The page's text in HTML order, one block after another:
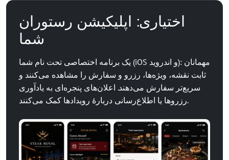
اختیاری: اپلیکیشن رستوران
شما
یک برنامه اختصاصی تحت نام شما (iOS و اندروید): مهمانان
ثابت نقشه، ویژه‌ها، رزرو و سفارش را مشاهده می‌کنند و
سریع‌تر سفارش می‌دهند. اعلان‌های پنجره‌ای به یادآوری
رزروها یا اطلاع‌رسانی دربارهٔ رویدادها کمک می‌کنند.